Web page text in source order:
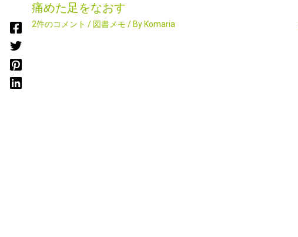
痛めた足をなおす
2件のコメント / 図書メモ / By Komaria